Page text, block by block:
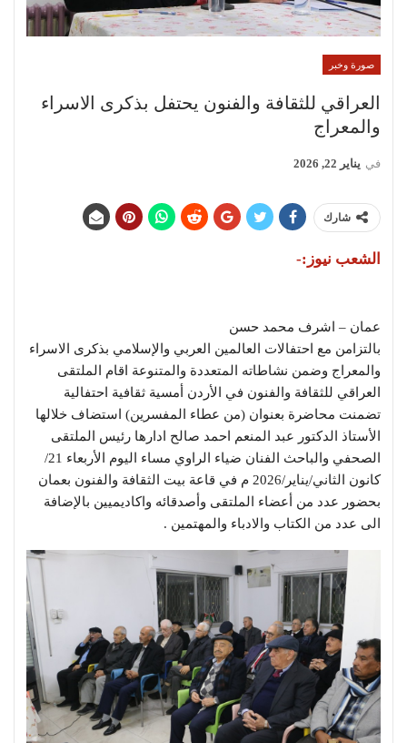
صورة وخبر
العراقي للثقافة والفنون يحتفل بذكرى الاسراء
والمعراج
في يناير 22, 2026
شارك
الشعب نيوز:-
عمان – اشرف محمد حسن
بالتزامن مع احتفالات العالمين العربي والإسلامي بذكرى الاسراء
والمعراج وضمن نشاطاته المتعددة والمتنوعة اقام الملتقى
العراقي للثقافة والفنون في الأردن أمسية ثقافية احتفالية
تضمنت محاضرة بعنوان (من عطاء المفسرين) استضاف خلالها
الأستاذ الدكتور عبد المنعم احمد صالح ادارها رئيس الملتقى
الصحفي والباحث الفنان ضياء الراوي مساء اليوم الأربعاء 21/
كانون الثاني/يناير/2026 م في قاعة بيت الثقافة والفنون بعمان
بحضور عدد من أعضاء الملتقى وأصدقائه واكاديميين بالإضافة
الى عدد من الكتاب والادباء والمهتمين .